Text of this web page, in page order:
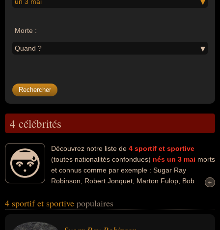
Morte :
Quand ?
4 célébrités
Découvrez notre liste de 4 sportif et sportive
(toutes nationalités confondues) nés un 3 mai morts
et connus comme par exemple : Sugar Ray
Robinson, Robert Jonquet, Marton Fulop, Bob
domaines de la boxe, du sport, du sport de combat, du football, du
célébrités peuvent également avoir été boxeur, entraineur,
+
+
4 sportif et sportive populaires